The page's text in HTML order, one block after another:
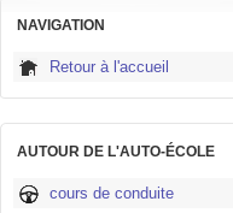
NAVIGATION
Retour à l'accueil
AUTOUR DE L'AUTO-ÉCOLE
cours de conduite